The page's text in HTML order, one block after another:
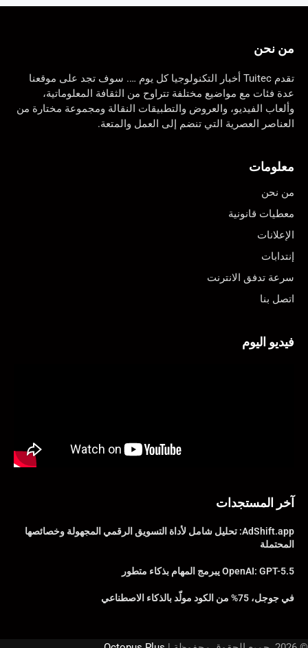
من نحن
تقدم Tuitec أخبار التكنولوجيا كل يوم …. سوف تجد على موقعنا
عدة فئات مع مواضيع مختلفة تتراوح من الثقافة المعلوماتية،
وألعاب الفيديو، والعروض والتطبيقات النقالة ومجموعة مختارة من
العناصر العصرية التي تنضم إلى العمل والمتعة.
معلومات
من نحن
معطيات قانونية
الإعلانات
إنتدابات
سرعة تدفق الانترنت
اتصل بنا
فيديو اليوم
آخر المستجدات
AdShift.app: تحليل شامل لأداة التسويق الرقمي المجهولة وخصائصها
المحتملة
OpenAI: GPT-5.5 يبرمج المهام بذكاء متطور
في جوجل، 75% من الكود مولّد بالذكاء الاصطناعي